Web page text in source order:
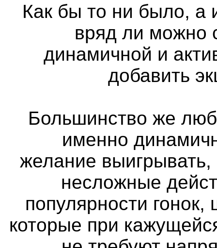
Как бы то ни было, а
вряд ли можно
динамичной и
добавить
Большинство же
именно
желание
несложные
популярности
которые при